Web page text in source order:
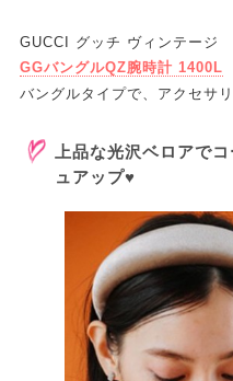
GUCCI グッチ ヴィンテージ
GGバングルQZ腕時計 1400L
バングルタイプで、アクセサ
上品な光沢ベロアで
ュアップ♥